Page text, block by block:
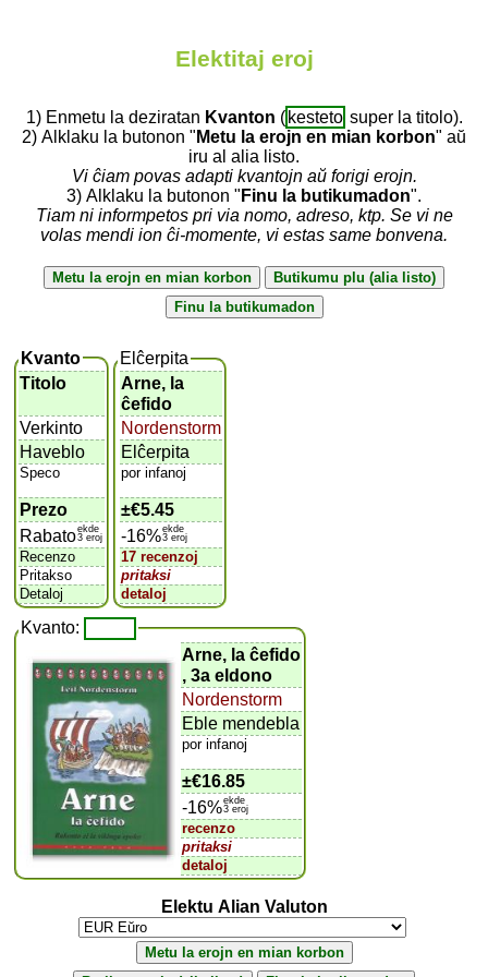
Elektitaj eroj
1) Enmetu la deziratan Kvanton ( kesteto super la titolo).
2) Alklaku la butonon " Metu la erojn en mian korbon" aŭ
iru al alia listo.
Vi ĉiam povas adapti kvantojn aŭ forigi erojn.
3) Alklaku la butonon " Finu la butikumadon".
Tiam ni informpetos pri via nomo, adreso, ktp. Se vi ne
volas mendi ion ĉi-momente, vi estas same bonvena.
Kvanto
Titolo
Verkinto
Haveblo
Speco
Prezo
Rabatoekde
3 eroj
Recenzo
Pritakso
Detaloj
Elĉerpita
Arne, la
ĉefido
Nordenstorm
Elĉerpita
por infanoj
±€5.45
-16%ekde
3 eroj
17 recenzoj
pritaksi
detaloj
Kvanto:
Arne, la ĉefido
, 3a eldono
Nordenstorm
Eble mendebla
por infanoj
±€16.85
-16%ekde
3 eroj
recenzo
pritaksi
detaloj
Elektu Alian Valuton